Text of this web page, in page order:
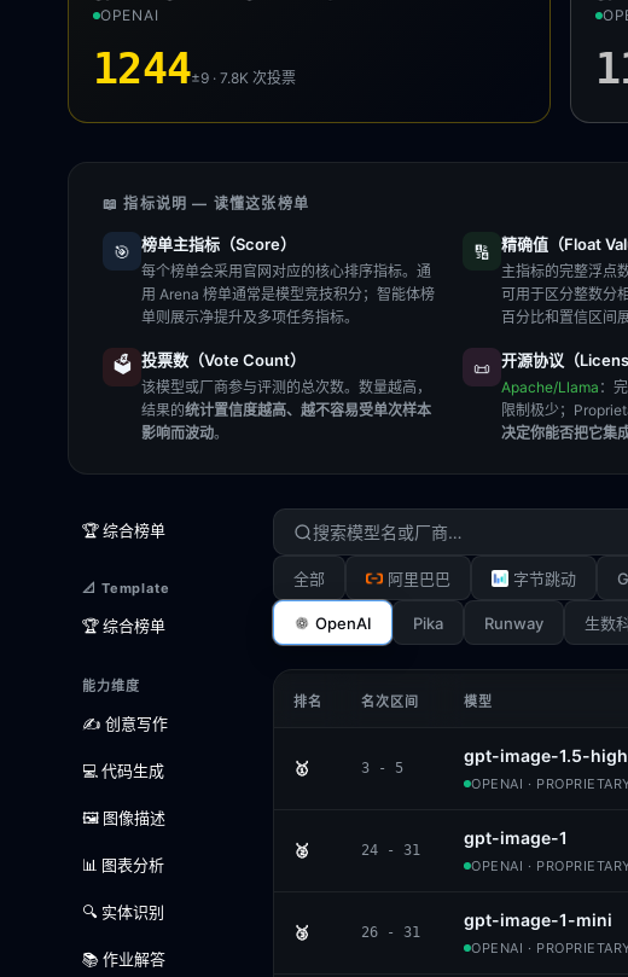
OPENAI
1244±9 · 7.8K次投票
📖 指标说明 — 读懂这张榜单
🎯 榜单主指标（Score）
每个榜单会采用官网对应的核心排序指标。通
用 Arena 榜单通常是模型竞技积分；智能体榜
单则展示净提升及多项任务指标。
🔢 精确值（Float
主指标的完整浮点
可用于区分整数分
百分比和置信区间展
🗳️ 投票数（Vote Count）
该模型或厂商参与评测的总次数。数量越高，
结果的统计置信度越高、越不容易受单次样本
影响而波动。
📜 开源协议（
Apache/Llama ：
限制极少；
决定你能否把它集
🏆 综合榜单
📐 Template
🏆 综合榜单
能力维度
✍️ 创意写作
💻 代码生成
🖼️ 图像描述
📊 图表分析
🔍 实体识别
📚 作业解答
全部 阿里巴巴 字节跳动
OpenAI Pika Runway 生数
排名 名次区间 模型
🥇 3 - 5
gpt-image-1.5-
OPENAI ·
🥈 24 - 31
gpt-image-1
OPENAI ·
🥉 26 - 31
gpt-image-1-mini
OPENAI ·